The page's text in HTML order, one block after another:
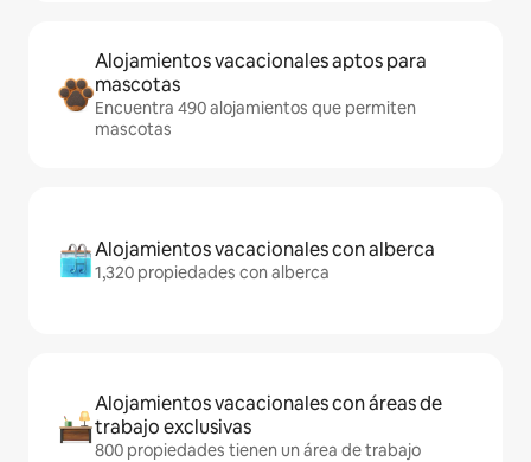
Alojamientos vacacionales aptos para
mascotas
Encuentra 490 alojamientos que permiten
mascotas
Alojamientos vacacionales con alberca
1,320 propiedades con alberca
Alojamientos vacacionales con áreas de
trabajo exclusivas
800 propiedades tienen un área de trabajo